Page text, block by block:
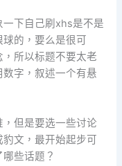
下自己刷xhs是不是
的，要么是很可
所以标题不要太老
字，叙述一个有悬
但是要选一些讨论
文，最开始起步可
些话题？